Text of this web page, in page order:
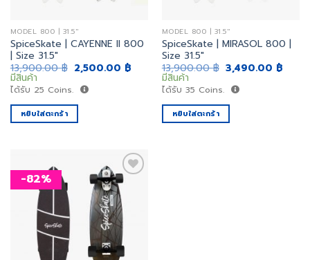
MODEL 800 | 31.5"
SpiceSkate | CAYENNE II 800
| Size 31.5″
13,900.00฿ Original
price
was:
13,900.00 ฿.
2,500.00 ฿Current
2,500.00 ฿.
มีสินค้า
ได้รับ 25 Coins.
หยิบใส่ตะกร้า
MODEL 800 | 31.5"
SpiceSkate | MIRASOL 800 |
Size 31.5″
13,900.00฿ Original
price
was:
13,900.00 ฿.
3,490.00 ฿
มีสินค้า
ได้รับ 35 Coins.
หยิบใส่ตะกร้า
-82%
สิ่งที่
อยาก